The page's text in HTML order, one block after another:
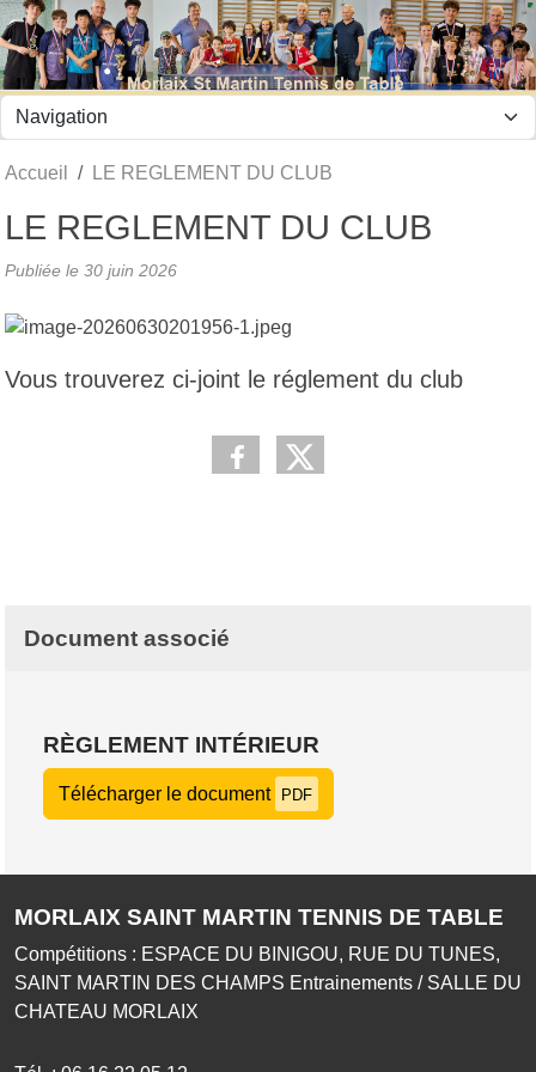
Accueil LE REGLEMENT DU CLUB
LE REGLEMENT DU CLUB
Publiée le 30 juin 2026
Vous trouverez ci-joint le réglement du club
Document associé
RÈGLEMENT INTÉRIEUR
Télécharger le document PDF
MORLAIX SAINT MARTIN TENNIS DE TABLE
Compétitions : ESPACE DU BINIGOU, RUE DU TUNES,
SAINT MARTIN DES CHAMPS Entrainements / SALLE DU
CHATEAU MORLAIX
Panneau de gestion des cookies